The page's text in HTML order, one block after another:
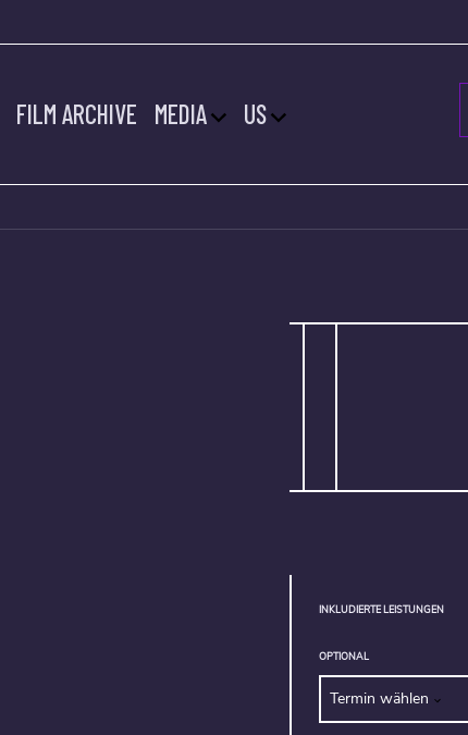
FILM ARCHIVE MEDIA US
INKLUDIERTE LEISTUNGEN
OPTIONAL
Termin wählen